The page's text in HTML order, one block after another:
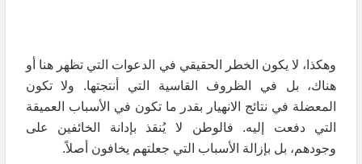
وهكذا، لا يكون الخطر الحقيقي في الدعوات التي تظهر هنا أو
هناك، بل في الظروف القاسية التي أنتجتها. ولا تكون
المعضلة في نتائج الانهيار بقدر ما تكون في الأسباب العميقة
التي دفعت إليه. فالوطن لا يُنقذ بإدانة الخائفين على
وجودهم، بل بإزالة الأسباب التي جعلتهم يخافون أصلاً.